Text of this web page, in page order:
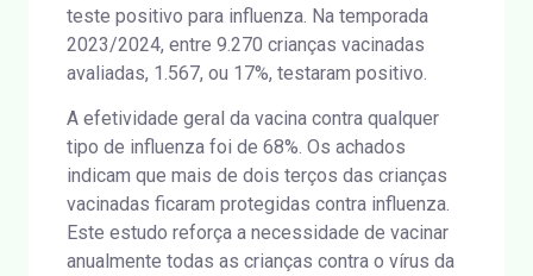
teste positivo para influenza. Na temporada
2023/2024, entre 9.270 crianças vacinadas
avaliadas, 1.567, ou 17%, testaram positivo.
A efetividade geral da vacina contra qualquer
tipo de influenza foi de 68%. Os achados
indicam que mais de dois terços das crianças
vacinadas ficaram protegidas contra influenza.
Este estudo reforça a necessidade de vacinar
anualmente todas as crianças contra o vírus da